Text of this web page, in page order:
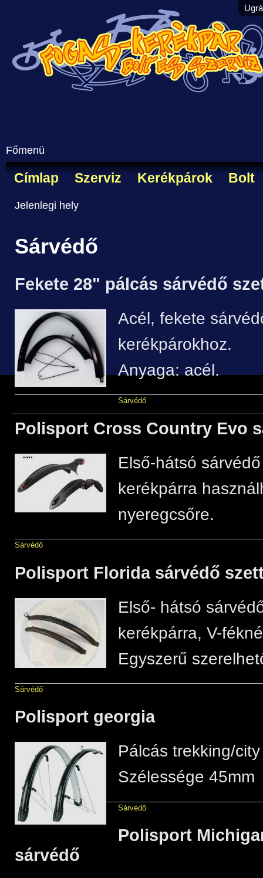
Főmenü
Címlap Szerviz Kerékpárok Bolt
Jelenlegi hely
Sárvédő
Fekete 28" pálcás sárvédő
Acél, fekete
kerékpárokhoz.
Anyaga: acél.
Sárvédő
Polisport Cross Country Evo
Első-hátsó
kerékpárra
nyeregcsőre.
Sárvédő
Polisport Florida sárvédő
Első- hátsó
kerékpárra, V-
Egyszerű
Sárvédő
Polisport georgia
Pálcás trekking/
Szélessége 45mm
Sárvédő
Polisport
sárvédő